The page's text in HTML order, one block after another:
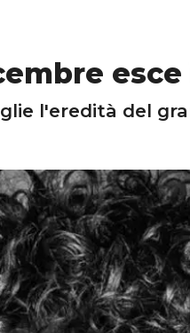
l'eredità del